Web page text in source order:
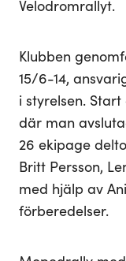
Velodromrallyt.
Klubben
15/6-14,
i styrelsen.
där man
26 ekipage
Britt Persson,
med hjälp av
förberedelser.